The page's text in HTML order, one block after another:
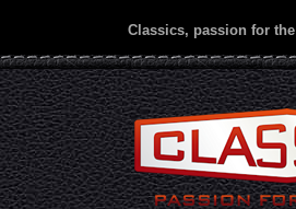
Classics, passion for